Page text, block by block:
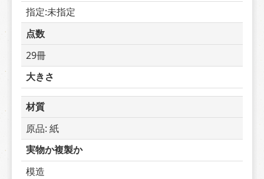
指定:未指定
点数
29冊
大きさ
材質
原品: 紙
実物か複製か
模造